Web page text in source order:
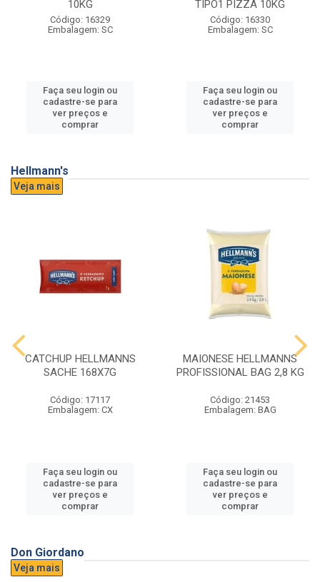
10KG
Código: 16329
Embalagem: SC
Faça seu login ou
cadastre-se para
ver preços e
comprar
TIPO1 PIZZA 10KG
Código: 16330
Embalagem: SC
Faça seu login ou
cadastre-se para
ver preços e
comprar
Hellmann's
Veja mais
CATCHUP HELLMANNS
SACHE 168X7G
Código: 17117
Embalagem: CX
Faça seu login ou
cadastre-se para
ver preços e
comprar
MAIONESE HELLMANNS
PROFISSIONAL BAG 2,8 KG
Código: 21453
Embalagem: BAG
Faça seu login ou
cadastre-se para
ver preços e
comprar
Don Giordano
Veja mais